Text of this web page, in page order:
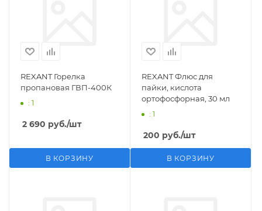
REXANT Горелка
пропановая ГВП-400К
: 1
2 690 руб./шт
В КОРЗИНУ
REXANT Флюс для
пайки, кислота
ортофосфорная, 30 мл
: 1
200 руб./шт
В КОРЗИНУ